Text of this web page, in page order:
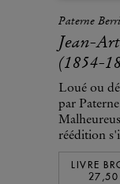
Paterne
Jean-
(1854-
Loué ou
par
réédition
LIVRE